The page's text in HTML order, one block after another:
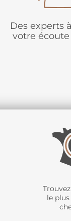
Des experts à
votre écoute
le